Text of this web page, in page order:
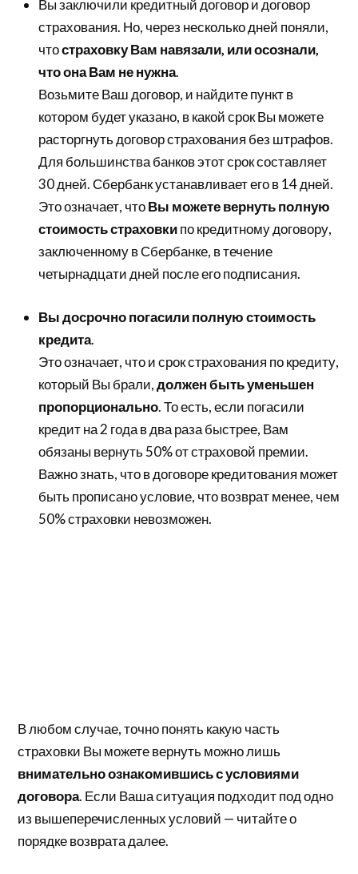
Вы заключили кредитный договор и договор
страхования. Но, через несколько дней поняли,
чтостраховку Вам навязали, или осознали,
что она Вам не нужна.
Возьмите Ваш договор, и найдите пункт в
котором будет указано, в какой срок Вы можете
расторгнуть договор страхования без штрафов.
Для большинства банков этот срок составляет
30 дней. Сбербанк устанавливает его в 14 дней.
Это означает, чтоВы можете вернуть полную
стоимость страховкипо кредитному договору,
заключенному в Сбербанке, в течение
четырнадцати дней после его подписания.
Вы досрочно погасили полную стоимость
кредита.
Это означает, что и срок страхования по кредиту,
который Вы брали,должен быть уменьшен
пропорционально. То есть, если погасили
кредит на 2 года в два раза быстрее, Вам
обязаны вернуть 50% от страховой премии.
Важно знать, что в договоре кредитования может
быть прописано условие, что возврат менее, чем
50% страховки невозможен.
В любом случае, точно понять какую часть
страховки Вы можете вернуть можно лишь
внимательно ознакомившись с условиями
договора. Если Ваша ситуация подходит под одно
из вышеперечисленных условий — читайте о
порядке возврата далее.